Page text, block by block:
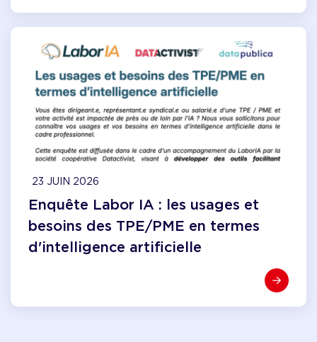
23 JUIN 2026
Enquête Labor IA : les usages et
besoins des TPE/PME en termes
d'intelligence artificielle